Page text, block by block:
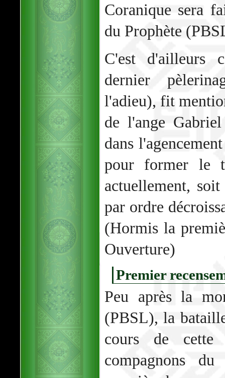
Coranique sera
du Prophète
C'est d'ailleurs
dernier
l'adieu), fit
de l'ange
dans
pour former le
actuellement,
par ordre
(Hormis la
Ouverture)
Premier
Peu après la
(PBSL), la
cours de cette
compagnons